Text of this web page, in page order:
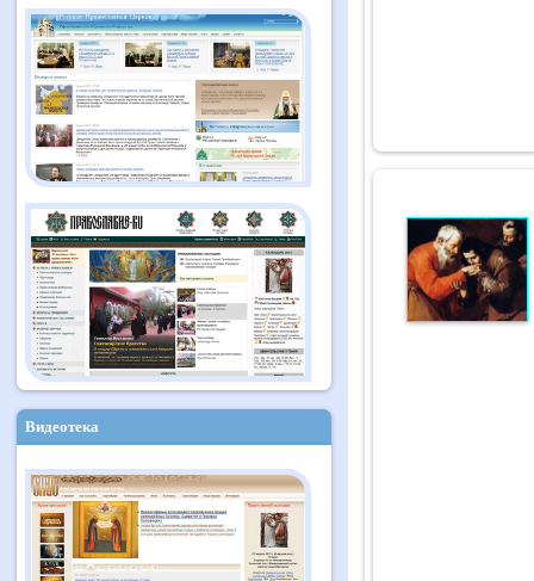
Видеотека